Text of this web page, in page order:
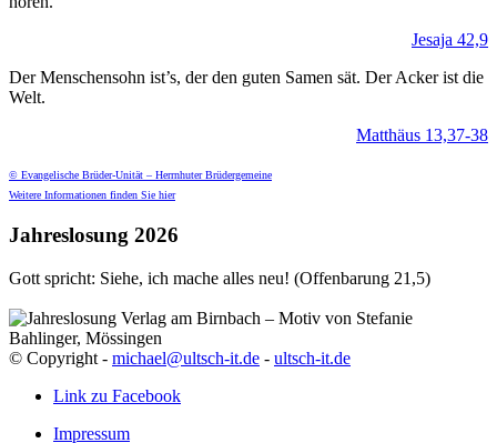
Jesaja 42,9
Der Menschensohn ist’s, der den guten Samen sät. Der Acker ist die
Welt.
Matthäus 13,37-38
© Evangelische Brüder-Unität – Herrnhuter Brüdergemeine
Weitere Informationen finden Sie hier
Jahreslosung 2026
Gott spricht: Siehe, ich mache alles neu! (Offenbarung 21,5)
Verlag am Birnbach – Motiv von Stefanie
Bahlinger, Mössingen
© Copyright - michael@ultsch-it.de - ultsch-it.de
Link zu Facebook
Impressum